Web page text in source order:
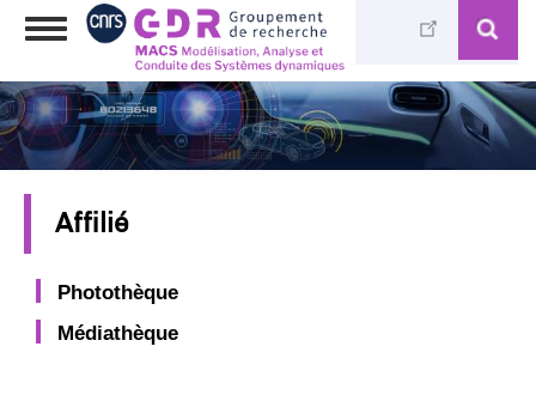
Aller
principal
Toggle
Affilié
Photothèque
Médiathèque